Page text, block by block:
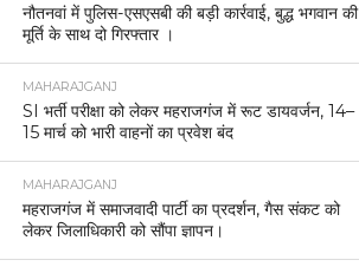
नौतनवां में पुलिस-एसएसबी की बड़ी कार्रवाई, बुद्ध भगवान की
मूर्ति के साथ दो गिरफ्तार ।
MAHARAJGANJ
SI भर्ती परीक्षा को लेकर महराजगंज में रूट डायवर्जन, 14–
15 मार्च को भारी वाहनों का प्रवेश बंद
MAHARAJGANJ
महराजगंज में समाजवादी पार्टी का प्रदर्शन, गैस संकट को
लेकर जिलाधिकारी को सौंपा ज्ञापन।